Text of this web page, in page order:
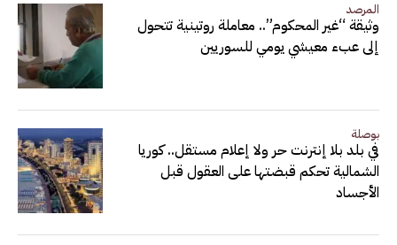
المرصد
وثيقة “غير المحكوم”.. معاملة روتينية تتحول
إلى عبء معيشي يومي للسوريين
بوصلة
في بلد بلا إنترنت حر ولا إعلام مستقل.. كوريا
الشمالية تحكم قبضتها على العقول قبل
الأجساد